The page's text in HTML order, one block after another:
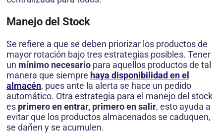
Manejo del Stock
Se refiere a que se deben priorizar los productos de
mayor rotación bajo tres estrategias posibles. Tener
un mínimo necesario para aquellos productos de tal
manera que siempre haya disponibilidad en el
almacén, pues ante la alerta se hace un pedido
automático. Otra estrategia para el manejo del stock
es primero en entrar, primero en salir, esto ayuda a
evitar que los productos almacenados se caduquen,
se dañen y se acumulen.